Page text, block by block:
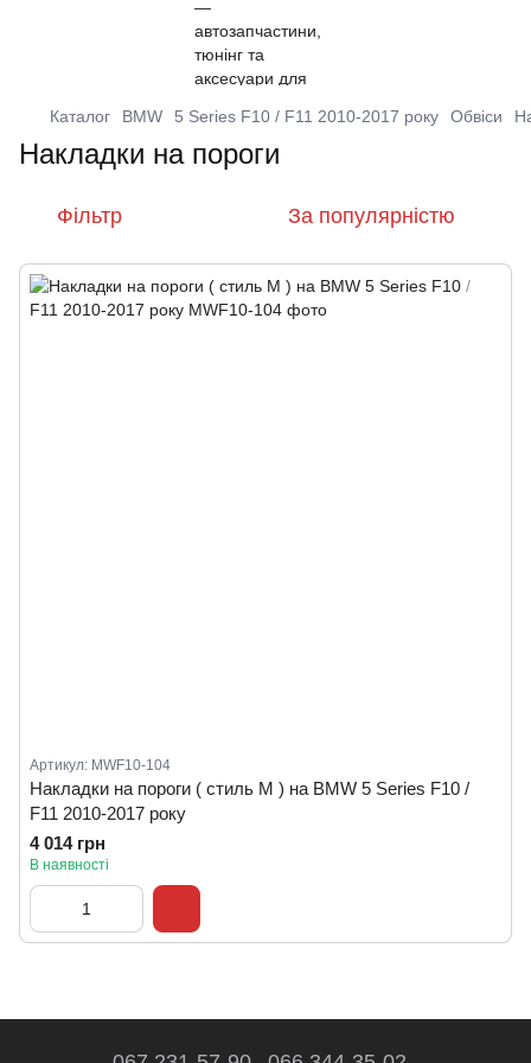
Каталог BMW 5 Series F10 / F11 2010-2017 року Обвіси
Накладки на пороги
Фільтр За популярністю
Артикул: MWF10-104
Накладки на пороги ( стиль M ) на BMW 5 Series F10 /
F11 2010-2017 року
4 014 грн
В наявності